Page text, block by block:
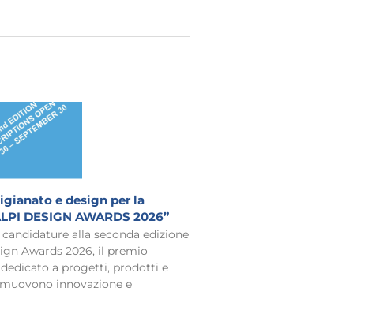
e design per la
DESIGN AWARDS 2026”
alla seconda edizione
Awards 2026, il premio
a progetti, prodotti e
innovazione e